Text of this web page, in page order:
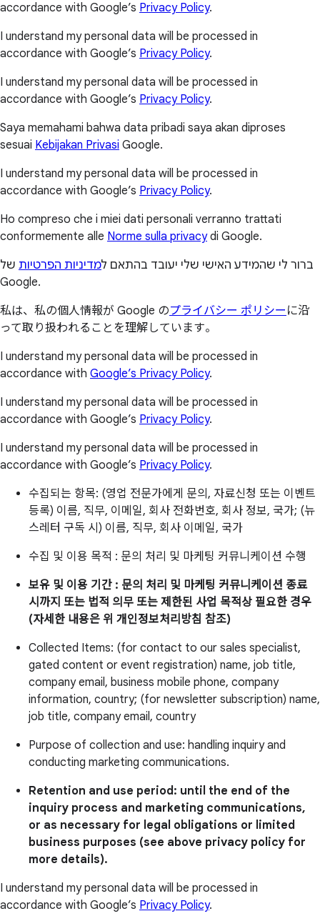
accordance with Google’s Privacy Policy.
I understand my personal data will be processed in
accordance with Google’s Privacy Policy.
I understand my personal data will be processed in
accordance with Google’s Privacy Policy.
Saya memahami bahwa data pribadi saya akan diproses
sesuai Kebijakan Privasi Google.
I understand my personal data will be processed in
accordance with Google’s Privacy Policy.
Ho compreso che i miei dati personali verranno trattati
conformemente alle Norme sulla privacydi Google.
ברור לי שהמידע האישי שלי יעובד בהתאם למדיניות הפרטיות של
Google.
私は、私の個人情報が Google のプライバシー ポリシー に沿
って取り扱われることを理解しています。
I understand my personal data will be processed in
accordance with Google’s Privacy Policy.
I understand my personal data will be processed in
accordance with Google’s Privacy Policy.
I understand my personal data will be processed in
accordance with Google’s Privacy Policy.
수집되는 항목: (영업 전문가에게 문의, 자료신청 또는 이벤트
등록) 이름, 직무, 이메일, 회사 전화번호, 회사 정보, 국가; (뉴
스레터 구독 시) 이름, 직무, 회사 이메일, 국가
수집 및 이용 목적 : 문의 처리 및 마케팅 커뮤니케이션 수행
보유 및 이용 기간 : 문의 처리 및 마케팅 커뮤니케이션 종료
시까지 또는 법적 의무 또는 제한된 사업 목적상 필요한 경우
(자세한 내용은 위 개인정보처리방침 참조)
Collected Items: (for contact to our sales specialist,
gated content or event registration) name, job title,
company email, business mobile phone, company
information, country; (for newsletter subscription) name,
job title, company email, country
Purpose of collection and use: handling inquiry and
conducting marketing communications.
Retention and use period: until the end of the
inquiry process and marketing communications,
or as necessary for legal obligations or limited
business purposes (see above privacy policy for
more details).
I understand my personal data will be processed in
accordance with Google’s Privacy Policy.